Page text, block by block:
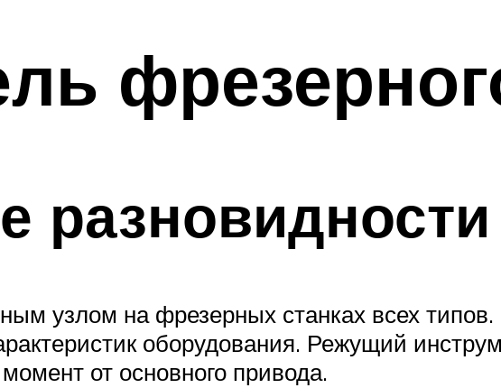
разновидности
узлом на фрезерных станках всех
оборудования. Режущий
от основного привода.